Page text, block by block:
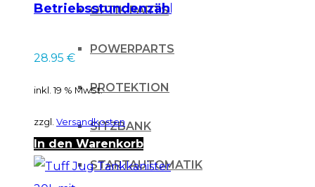
OPTIK PARTS
POWERPARTS
PROTEKTION
SITZBANK
STARTAUTOMATIK
Betriebsstundenzähler
28.95 €
inkl. 19 % MwSt.
zzgl. Versandkosten
In den Warenkorb